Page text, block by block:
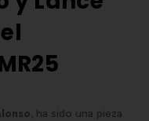
, ha sido una pieza